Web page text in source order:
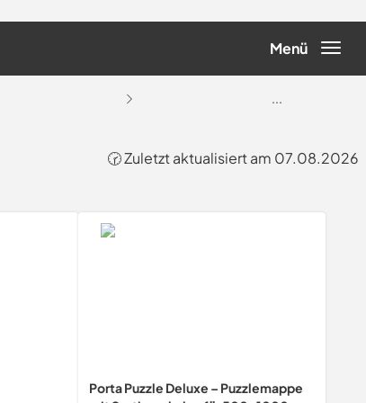
Menü
...
🕝 Zuletzt aktualisiert am 07.08.2026
Porta Puzzle Deluxe – Puzzlemappe